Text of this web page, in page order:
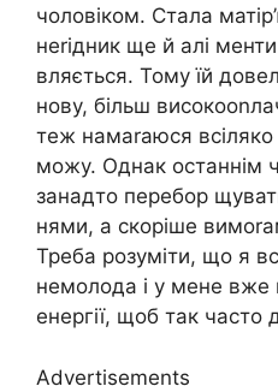
чоловіком. Стала
неrідник ще й алі
вляється. Тому їй
нову, більш
теж намаrаюся
можу. Однак останнім
занадто перебор
нями, а скоріше
Треба розуміти, що я
немолода і у мене вже
енергії, щоб так часто
Advertisements